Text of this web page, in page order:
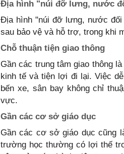
Địa hình "núi đỡ lưng, nước
Địa hình "núi đỡ lưng, nước
sau bảo vệ và hỗ trợ, trong khi
Chỗ thuận tiện giao thông
Gần các trung tâm giao thông
kinh tế và tiện lợi đi lại. Việc
bến xe, sân bay không chỉ
vực.
Gần các cơ sở giáo dục
Gần các cơ sở giáo dục cũng
trường học thường có lợi thế